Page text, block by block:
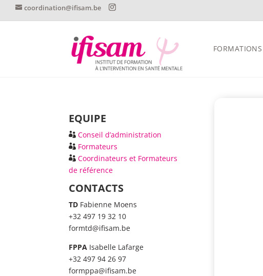
coordination@ifisam.be
FORMATIONS
EQUIPE
Conseil d’administration
Formateurs
Coordinateurs et Formateurs
de référence
CONTACTS
TD Fabienne Moens
+32 497 19 32 10
formtd@ifisam.be
FPPA Isabelle Lafarge
+32 497 94 26 97
formppa@ifisam.be